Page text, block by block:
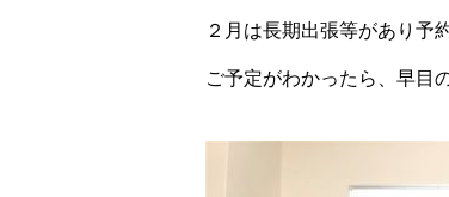
２月は長期出張等があり予
ご予定がわかったら、早目